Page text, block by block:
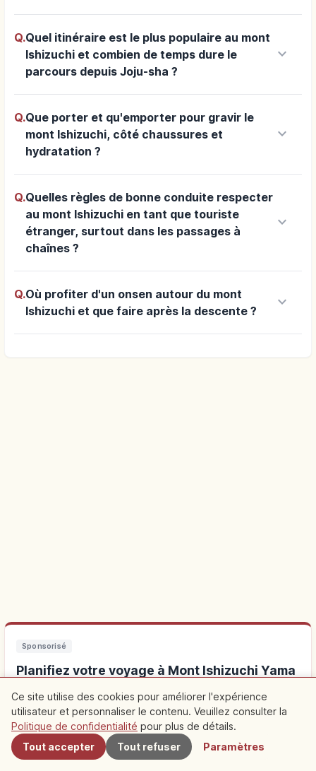
Q.Quel itinéraire est le plus populaire au mont
Ishizuchi et combien de temps dure le
parcours depuis Joju-sha ?
keyboard_arrow_down
Q.Que porter et qu'emporter pour gravir le
mont Ishizuchi, côté chaussures et
hydratation ?
keyboard_arrow_down
Q.Quelles règles de bonne conduite respecter
au mont Ishizuchi en tant que touriste
étranger, surtout dans les passages à
chaînes ?
keyboard_arrow_down
Q.Où profiter d'un onsen autour du mont
Ishizuchi et que faire après la descente ?
keyboard_arrow_down
Sponsorisé
Planifiez votre voyage à Mont Ishizuchi Yama
Séjourner à proximité facilite les visites. Découvrez aussi des
expériences locales.
Hébergements près de Mont Ishizuchi Yama
À proximité
Ce site utilise des cookies pour améliorer l'expérience
utilisateur et personnaliser le contenu. Veuillez consulter la
Politique de confidentialité pour plus de détails.
Tout accepter
Tout refuser Paramètres